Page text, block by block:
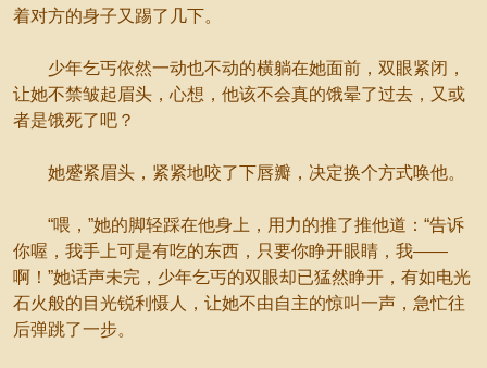
着对方的身子又踢了几下。
少年乞丐依然一动也不动的横躺在她面前，双眼紧闭，
让她不禁皱起眉头，心想，他该不会真的饿晕了过去，又或
者是饿死了吧？
她蹙紧眉头，紧紧地咬了下唇瓣，决定换个方式唤他。
“喂，”她的脚轻踩在他身上，用力的推了推他道：“告诉
你喔，我手上可是有吃的东西，只要你睁开眼睛，我——
啊！”她话声未完，少年乞丐的双眼却已猛然睁开，有如电光
石火般的目光锐利慑人，让她不由自主的惊叫一声，急忙往
后弹跳了一步。